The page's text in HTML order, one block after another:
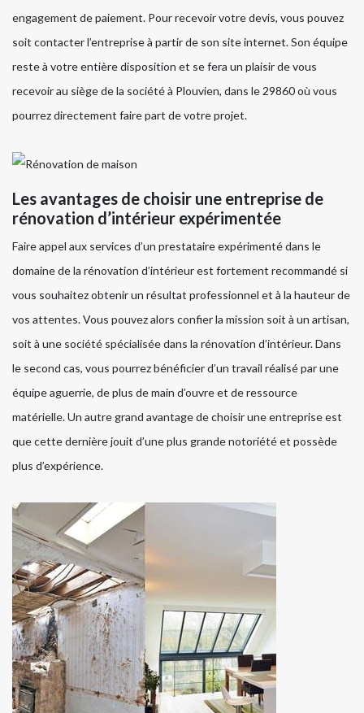
engagement de paiement. Pour recevoir votre devis, vous pouvez
soit contacter l’entreprise à partir de son site internet. Son équipe
reste à votre entière disposition et se fera un plaisir de vous
recevoir au siège de la société à Plouvien, dans le 29860 où vous
pourrez directement faire part de votre projet.
Les avantages de choisir une entreprise de
rénovation d’intérieur expérimentée
Faire appel aux services d’un prestataire expérimenté dans le
domaine de la rénovation d’intérieur est fortement recommandé si
vous souhaitez obtenir un résultat professionnel et à la hauteur de
vos attentes. Vous pouvez alors confier la mission soit à un artisan,
soit à une société spécialisée dans la rénovation d’intérieur. Dans
le second cas, vous pourrez bénéficier d’un travail réalisé par une
équipe aguerrie, de plus de main d’ouvre et de ressource
matérielle. Un autre grand avantage de choisir une entreprise est
que cette dernière jouit d’une plus grande notoriété et possède
plus d’expérience.